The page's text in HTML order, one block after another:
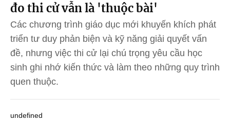
đo thi cử vẫn là 'thuộc bài'
Các chương trình giáo dục mới khuyến khích phát
triển tư duy phản biện và kỹ năng giải quyết vấn
đề, nhưng việc thi cử lại chú trọng yêu cầu học
sinh ghi nhớ kiến thức và làm theo những quy trình
quen thuộc.
undefined